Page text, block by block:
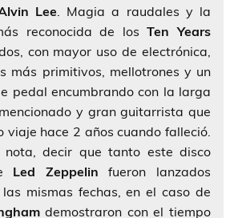
Lee . Magia a raudales y la
reconocida de losTen Years
con mayor uso de electrónica,
más primitivos, mellotrones y un
pedal encumbrando con la larga
y gran guitarrista que
hace 2 años cuando falleció.
nota, decir que tanto este disco
Led Zeppelin fueron lanzados
mismas fechas, en el caso de
demostraron con el tiempo